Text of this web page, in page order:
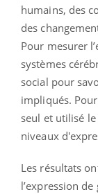
humains, des
des
Pour mesurer
systèmes
social pour
impliqués.
seul et utilisé
niveaux
Les résultats
l’expression